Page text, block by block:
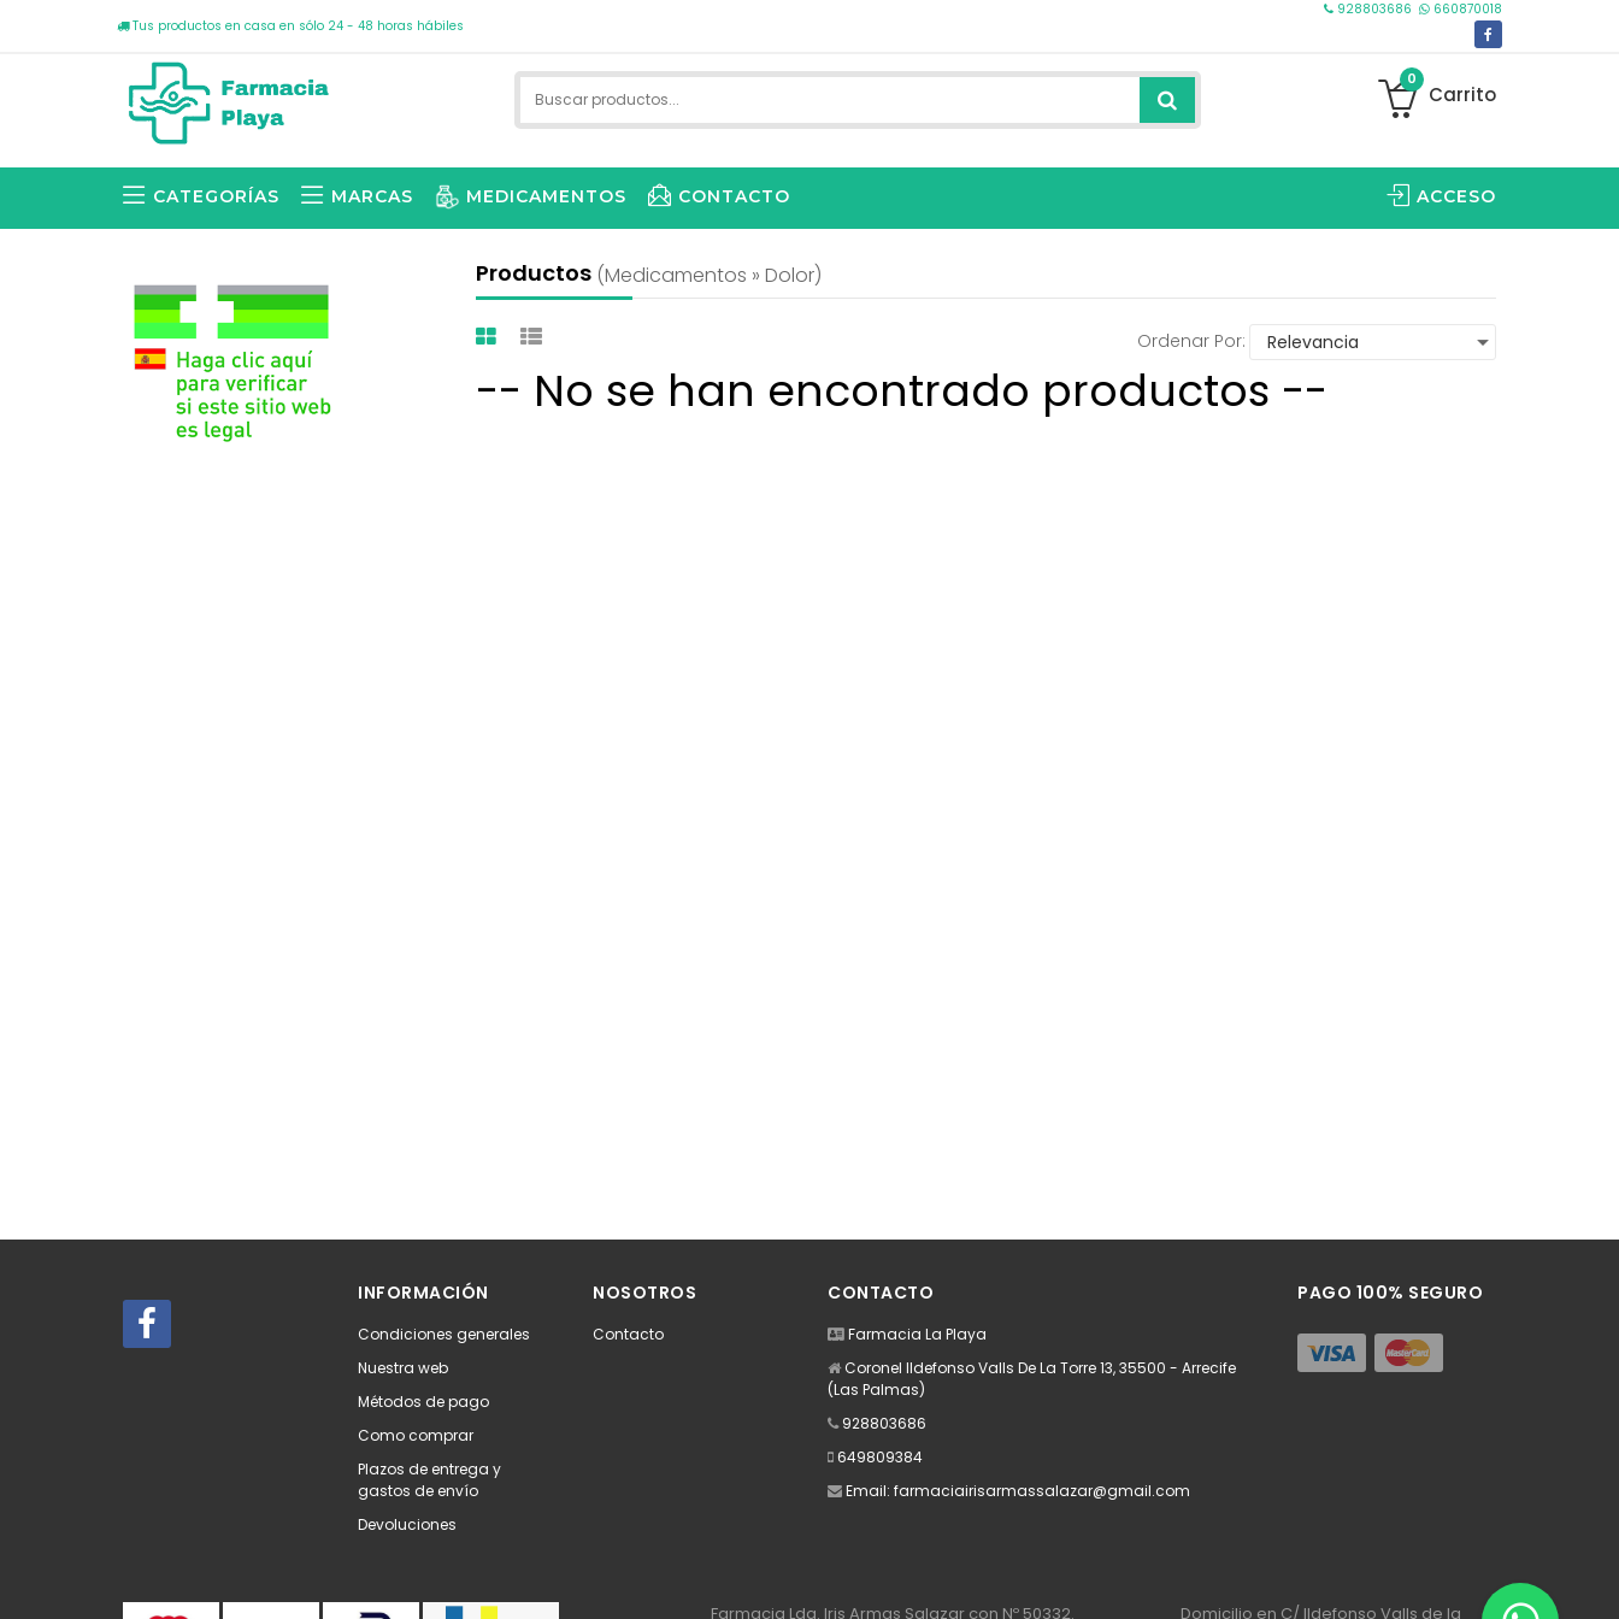
Tus productos en casa en sólo 24 - 48 horas hábiles
928803686 660870018
0
Carrito
CATEGORÍAS MARCAS MEDICAMENTOS CONTACTO ACCESO
Productos (medicamentos » Dolor)
Ordenar Por:
-- No se han encontrado productos --
INFORMACIÓN
Condiciones generales
Nuestra web
Métodos de pago
Como comprar
Plazos de entrega y
gastos de envío
Devoluciones
NOSOTROS
Contacto
CONTACTO
Farmacia La Playa
Coronel Ildefonso Valls De La Torre 13, 35500 - Arrecife
(Las Palmas)
928803686
649809384
Email: farmaciairisarmassalazar@gmail.com
PAGO 100% SEGURO
Farmacia Lda. Iris Armas Salazar con Nº 50332. Domicilio en C/ Ildefonso Valls de la